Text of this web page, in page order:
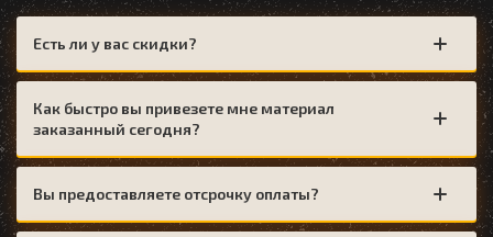
Есть ли у вас скидки?
Как быстро вы привезете мне материал
заказанный сегодня?
Вы предоставляете отсрочку оплаты?